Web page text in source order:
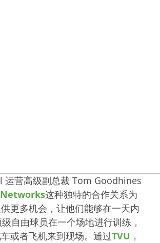
运营高级副总裁 Tom Goodhines
这种独特的合作关系为
更多机会，让他们能够在一天内
自由球员在一个场地进行训练，
或者飞机来到现场。通过TVU ，